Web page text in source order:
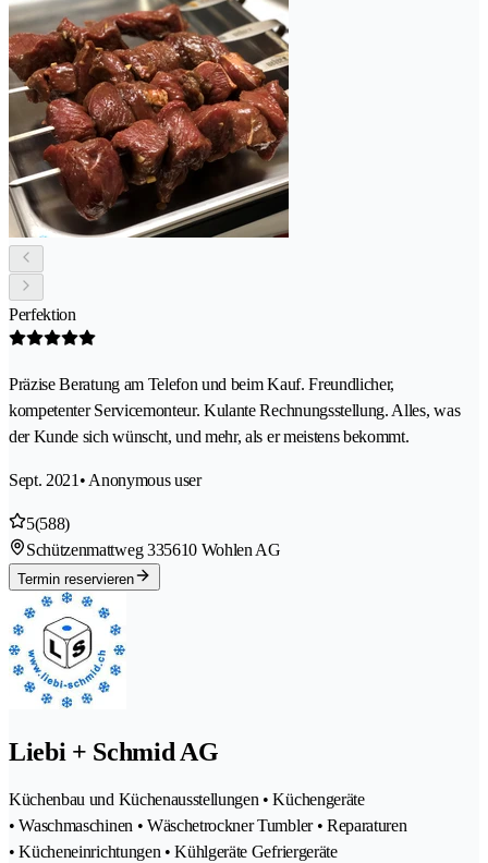
Perfektion
Präzise Beratung am Telefon und beim Kauf. Freundlicher,
kompetenter Servicemonteur. Kulante Rechnungsstellung. Alles, was
der Kunde sich wünscht, und mehr, als er meistens bekommt.
Sept. 2021 • Anonymous user
5(588)
Schützenmattweg 335610 Wohlen AG
Termin reservieren
Liebi + Schmid AG
Küchenbau und Küchenausstellungen • Küchengeräte
• Waschmaschinen • Wäschetrockner Tumbler • Reparaturen
• Kücheneinrichtungen • Kühlgeräte Gefriergeräte